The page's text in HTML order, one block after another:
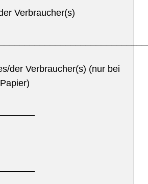
Verbraucher(s)
der Verbraucher(s) (nur bei